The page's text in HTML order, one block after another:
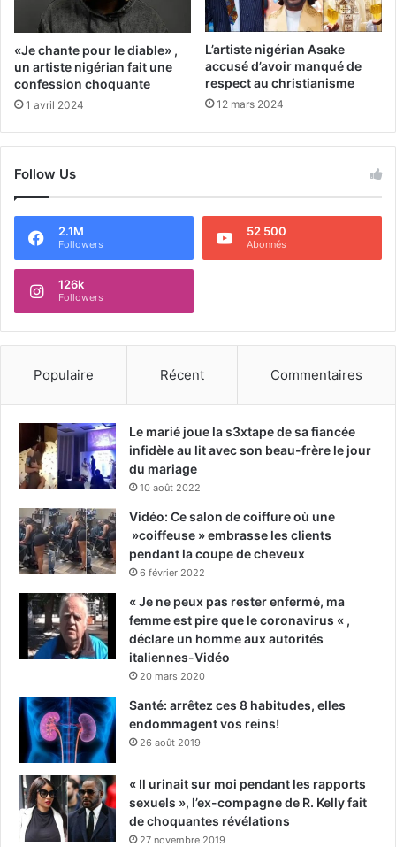
«Je chante pour le diable» ,
un artiste nigérian fait une
confession choquante
1 avril 2024
L’artiste nigérian Asake
accusé d’avoir manqué de
respect au christianisme
12 mars 2024
Follow Us
2.1M
Followers
52 500
Abonnés
126k
Followers
Populaire Récent Commentaires
Le marié joue la s3xtape de sa fiancée
infidèle au lit avec son beau-frère le jour
du mariage
10 août 2022
Vidéo: Ce salon de coiffure où une
»coiffeuse » embrasse les clients
pendant la coupe de cheveux
6 février 2022
« Je ne peux pas rester enfermé, ma
femme est pire que le coronavirus « ,
déclare un homme aux autorités
italiennes-Vidéo
20 mars 2020
Santé: arrêtez ces 8 habitudes, elles
endommagent vos reins!
26 août 2019
« Il urinait sur moi pendant les rapports
sexuels », l’ex-compagne de R. Kelly fait
de choquantes révélations
27 novembre 2019